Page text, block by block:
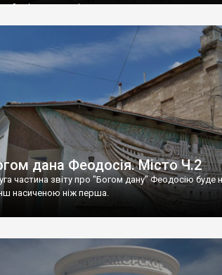
до цього літа.
дана Феодосія. Місто Ч.2
частина звіту про "Богом дану" Феодосію буде
насиченою ніж перша.